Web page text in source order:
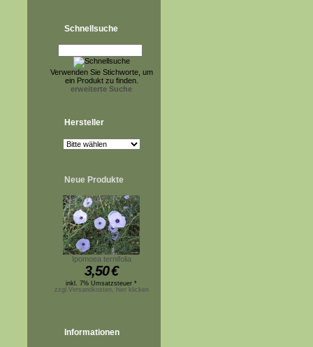
Schnellsuche
Verwenden Sie Stichworte, um
ein Produkt zu finden.
erweiterte Suche
Hersteller
Neue Produkte
Ipomoea ternifolia
3,50€
inkl. 7% Umsatzsteuer *
zzgl.Versandkosten, hier klicken
Informationen